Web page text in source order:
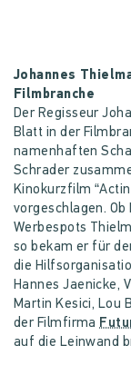
Johannes
Filmbranche
Der Regisseur
Blatt in der
namenhaften
Schrader
Kinokurzfilm
vorgeschlagen.
Werbespots
so bekam er für
die
Hannes Jaenicke,
Martin Kesici, Lou
der Filmfirma
auf die Leinwand